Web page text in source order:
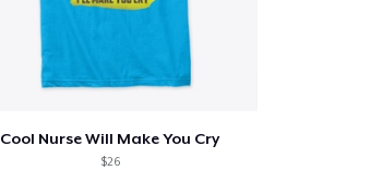
Cool Nurse Will Make You Cry
$26